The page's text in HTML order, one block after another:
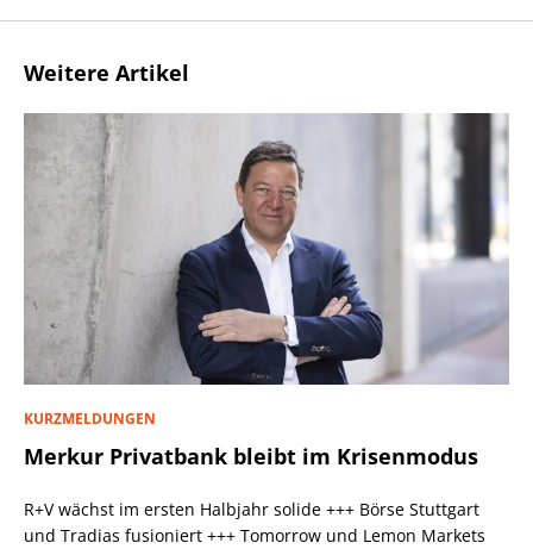
Weitere Artikel
KURZMELDUNGEN
Merkur Privatbank bleibt im Krisenmodus
R+V wächst im ersten Halbjahr solide +++ Börse Stuttgart
und Tradias fusioniert +++ Tomorrow und Lemon Markets